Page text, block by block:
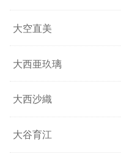
大空直美
大西亜玖璃
大西沙織
大谷育江